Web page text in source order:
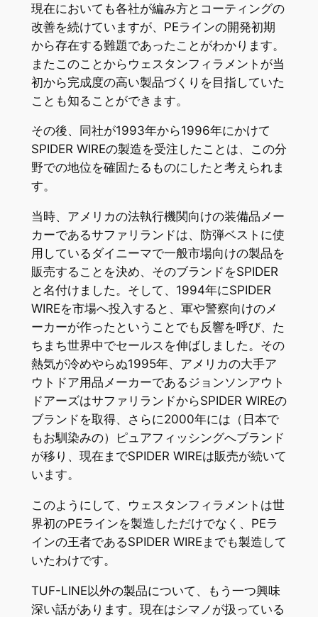
現在においても各社が編み方とコーティングの
改善を続けていますが、PEラインの開発初期
から存在する難題であったことがわかります。
またこのことからウェスタンフィラメントが当
初から完成度の高い製品づくりを目指していた
ことも知ることができます。
その後、同社が1993年から1996年にかけて
SPIDER WIREの製造を受注したことは、この分
野での地位を確固たるものにしたと考えられま
す。
当時、アメリカの法執行機関向けの装備品メー
カーであるサファリランドは、防弾ベストに使
用しているダイニーマで一般市場向けの製品を
販売することを決め、そのブランドをSPIDER
と名付けました。そして、1994年にSPIDER
WIREを市場へ投入すると、軍や警察向けのメ
ーカーが作ったということでも反響を呼び、た
ちまち世界中でセールスを伸ばしました。その
熱気が冷めやらぬ1995年、アメリカの大手ア
ウトドア用品メーカーであるジョンソンアウト
ドアーズはサファリランドからSPIDER WIREの
ブランドを取得、さらに2000年には（日本で
もお馴染みの）ピュアフィッシングへブランド
が移り、現在までSPIDER WIREは販売が続いて
います。
このようにして、ウェスタンフィラメントは世
界初のPEラインを製造しただけでなく、PEラ
インの王者であるSPIDER WIREまでも製造して
いたわけです。
TUF-LINE以外の製品について、もう一つ興味
深い話があります。現在はシマノが扱っている